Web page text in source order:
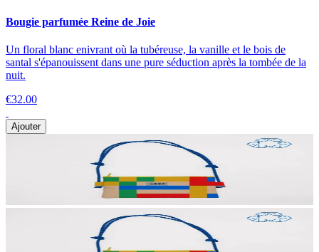
Bougie parfumée Reine de Joie
Un floral blanc enivrant où la tubéreuse, la vanille et le bois de
santal s'épanouissent dans une pure séduction après la tombée de la
nuit.
€32.00
Ajouter